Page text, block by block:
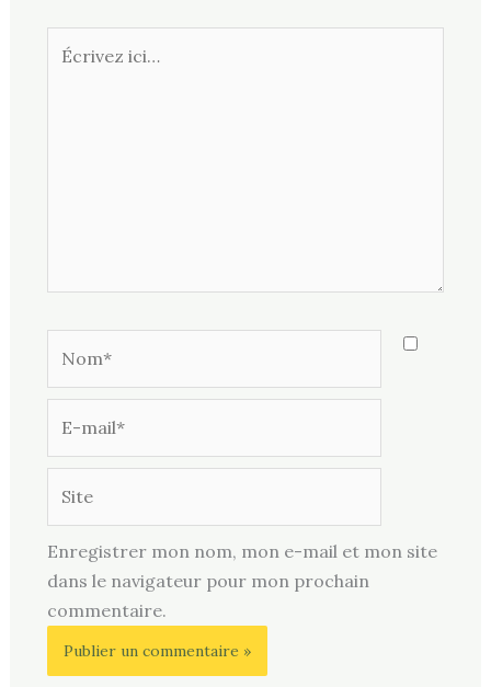
ici…
mail*
Enregistrer mon nom, mon e-mail et mon site
dans le navigateur pour mon prochain
commentaire.